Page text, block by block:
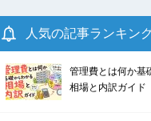
人気の記事ランキン
管理費とは何か基
相場と内訳ガイド